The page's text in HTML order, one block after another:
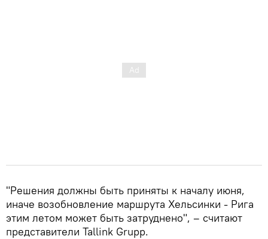
"Решения должны быть приняты к началу июня,
иначе возобновление маршрута Хельсинки - Рига
этим летом может быть затруднено", – считают
представители Tallink Grupp.